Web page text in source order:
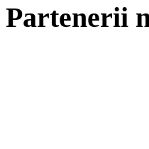
Partenerii